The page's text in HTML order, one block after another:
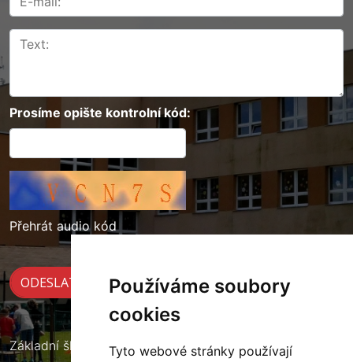
Používáme soubory
cookies
Tyto webové stránky používají
Prosíme opište kontrolní kód:
Přehrát audio kód
Základní škola Cerekvice nad Loučnou